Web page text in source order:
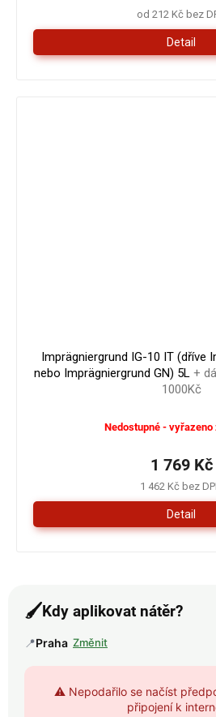
od 212 Kč bez
Detail
Imprägniergrund IG-10 IT (dříve
nebo Imprägniergrund GN) 5L +
1000Kč
Nedostupné - vyřazeno
1 462 Kč bez
1 769 Kč
Detail
🖌️Kdy aplikovat nátěr?
📍Praha Změnit
⚠️ Nepodařilo se načíst
připojení k